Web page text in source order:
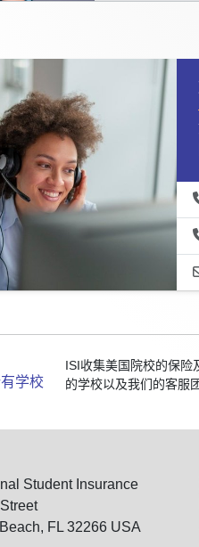
学校
ISI收集美国院校的保险
的学校以及我们的客服
Student Insurance
FL 32266 USA